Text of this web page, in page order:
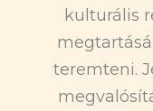
kulturális
teremteni.